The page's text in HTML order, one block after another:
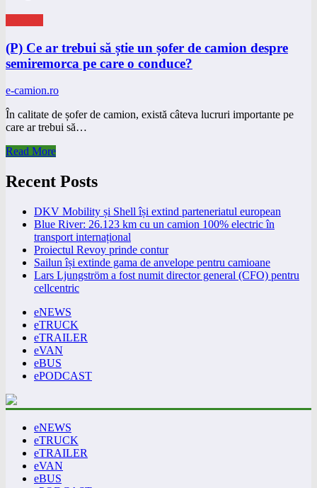
(P) Ce ar trebui să știe un șofer de camion despre
semiremorca pe care o conduce?
e-camion.ro
În calitate de șofer de camion, există câteva lucruri importante pe
care ar trebui să…
Read More
Recent Posts
DKV Mobility și Shell își extind parteneriatul european
Blue River: 26.123 km cu un camion 100% electric în
transport internațional
Proiectul Revoy prinde contur
Sailun își extinde gama de anvelope pentru camioane
Lars Ljungström a fost numit director general (CFO) pentru
cellcentric
eNEWS
eTRUCK
eTRAILER
eVAN
eBUS
ePODCAST
eNEWS
eTRUCK
eTRAILER
eVAN
eBUS